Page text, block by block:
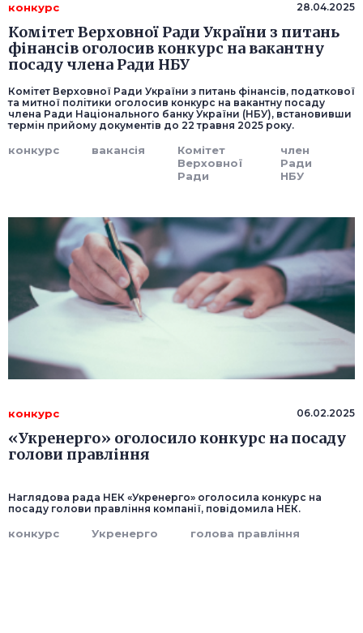
конкурс 28.04.2025
Комітет Верховної Ради України з питань
фінансів оголосив конкурс на вакантну
посаду члена Ради НБУ
Комітет Верховної Ради України з питань фінансів, податкової
та митної політики оголосив конкурс на вакантну посаду
члена Ради Національного банку України (НБУ), встановивши
термін прийому документів до 22 травня 2025 року.
конкурс вакансія
Комітет
Верховної
Ради
член
Ради
НБУ
конкурс 06.02.2025
«Укренерго» оголосило конкурс на посаду
голови правління
Наглядова рада НЕК «Укренерго» оголосила конкурс на
посаду голови правління компанії, повідомила НЕК.
конкурс Укренерго голова правління